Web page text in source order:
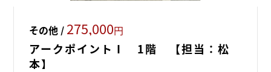
その他 / 275,000円
アークポイントⅠ 1階 【担当：松
本】